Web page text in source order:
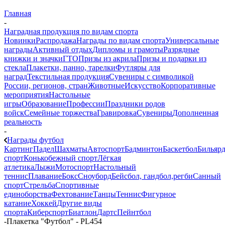
Главная
-
Наградная продукция по видам спорта
НовинкиРаспродажаНаграды по видам спортаУниверсальные
наградыАктивный отдыхДипломы и грамотыРазрядные
книжки и значкиГТОПризы из акрилаПризы и подарки из
стеклаПлакетки, панно, тарелкиФутляры для
наградТекстильная продукцияСувениры с символикой
России, регионов, странЖивотныеИскусствоКорпоративные
мероприятияНастольные
игрыОбразованиеПрофессииПраздники родов
войскСемейные торжестваГравировкаСувенирыДополненная
реальность
-
Награды футбол
КартингПаделШахматыАвтоспортБадминтонБаскетболБильярд
спортКонькобежный спортЛёгкая
атлетикаЛыжиМотоспортНастольный
теннисПлаваниеБоксСноубордБейсбол, гандбол,регбиСанный
спортСтрельбаСпортивные
единоборстваФехтованиеТанцыТеннисФигурное
катаниеХоккейДругие виды
спортаКиберспортБиатлонДартсПейнтбол
-Плакетка "Футбол" - PL454